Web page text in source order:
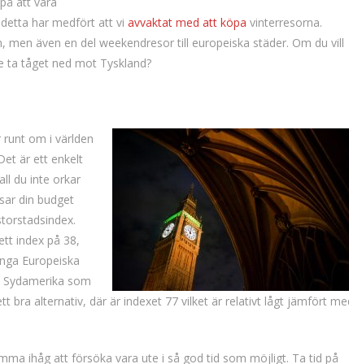
har medfört att vi avvaktat med att köpa vinterresorna.
även en del weekendresor till europeiska städer. Om du vill
ta tåget ned mot Tyskland?
runt om i världen
är ett enkelt
du inte orkar
din budget
index på 38,
Europeiska
som
bra alternativ, där är indexet 77 vilket är relativt lågt jämfört
ihåg att försöka vara ute i så god tid som möjligt. Ta tid på